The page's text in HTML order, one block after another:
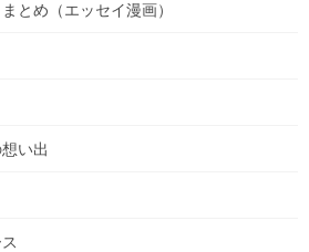
とめ（エッセイ漫画）
い出